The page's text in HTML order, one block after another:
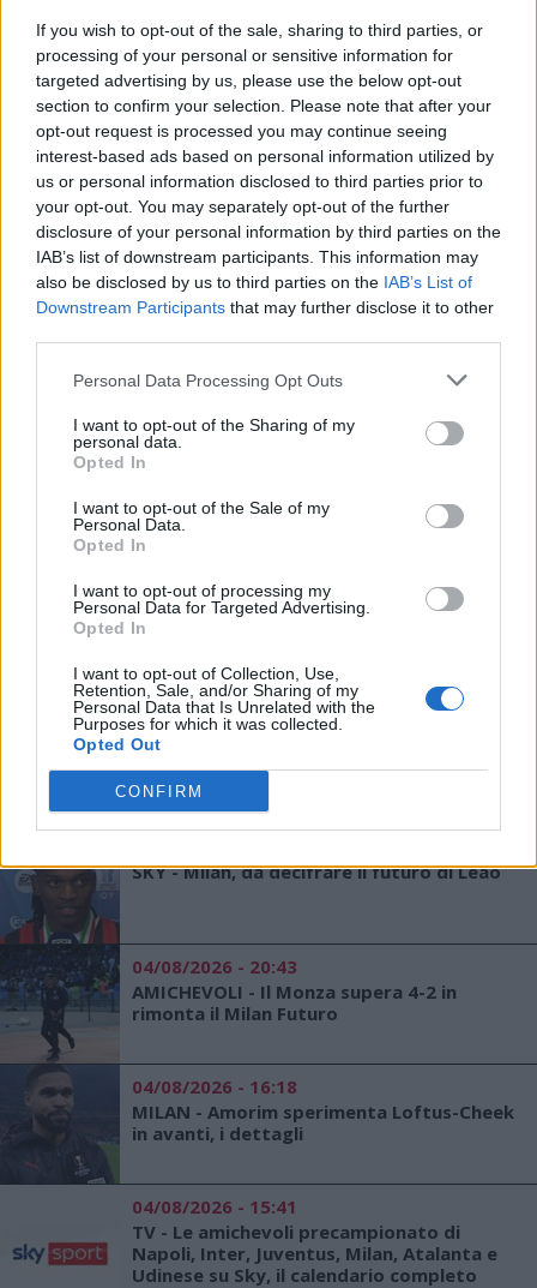
If you wish to opt-out of the sale, sharing to third parties, or
processing of your personal or sensitive information for
targeted advertising by us, please use the below opt-out
section to confirm your selection. Please note that after your
opt-out request is processed you may continue seeing
interest-based ads based on personal information utilized by
us or personal information disclosed to third parties prior to
your opt-out. You may separately opt-out of the further
disclosure of your personal information by third parties on the
IAB’s list of downstream participants. This information may
also be disclosed by us to third parties on the IAB’s List of
Downstream Participants that may further disclose it to other
Personal Data Processing Opt Outs
I want to opt-out of the Sharing of my
personal data.
Opted In
I want to opt-out of the Sale of my
Personal Data.
Opted In
I want to opt-out of processing my
Personal Data for Targeted Advertising.
Opted In
I want to opt-out of Collection, Use,
Retention, Sale, and/or Sharing of my
Personal Data that Is Unrelated with the
Purposes for which it was collected.
Opted Out
CONFIRM
MEDIASET - Il Galatasaray ci riprova per
Leao: pronta la prima offerta al Milan
06/08/2026 - 00:18
JASHARI - L'agente: "Ha le qualità per
giocare in questo Milan"
05/08/2026 - 16:12
SKY - Milan, Amorim: "Buon test, ma
bisogna migliorare"
AMICHEVOLI - Milan-Inter 1-1: finisce in
parità il primo derby della stagione,
Nkunku su rigore risponde a Dimarco
L'OMAGGIO - Minuto di silenzio nel derby a
Perth, il Milan ricorda Baresi con la maglia
numero 6
05/08/2026 - 12:12
AMICHEVOLI - Milan-Inter, le formazioni
05/08/2026 - 00:18
MILAN - Modric: "Voglio vincere con questa
maglia, Leao? Sarebbe fantastico se
restasse"
SKY - Milan, da decifrare il futuro di Leao
04/08/2026 - 20:43
AMICHEVOLI - Il Monza supera 4-2 in
rimonta il Milan Futuro
04/08/2026 - 16:18
MILAN - Amorim sperimenta Loftus-Cheek
in avanti, i dettagli
04/08/2026 - 15:41
TV - Le amichevoli precampionato di
Napoli, Inter, Juventus, Milan, Atalanta e
Udinese su Sky, il calendario completo